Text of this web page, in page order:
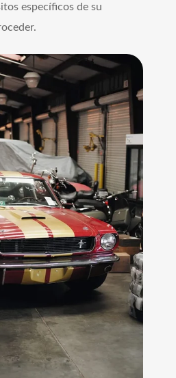
específicos de su